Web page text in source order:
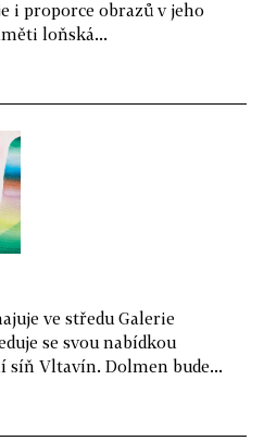
i proporce obrazů v jeho
loňská...
ve středu Galerie
se svou nabídkou
síň Vltavín. Dolmen bude...